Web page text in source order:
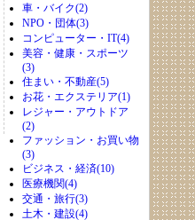
車・バイク(2)
NPO・団体(3)
コンピューター・IT(4)
美容・健康・スポーツ
(3)
住まい・不動産(5)
お花・エクステリア(1)
レジャー・アウトドア
(2)
ファッション・お買い物
(3)
ビジネス・経済(10)
医療機関(4)
交通・旅行(3)
土木・建設(4)